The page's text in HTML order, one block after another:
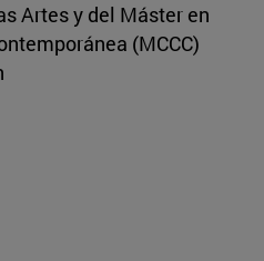
Artes y del Máster en
(MCCC)